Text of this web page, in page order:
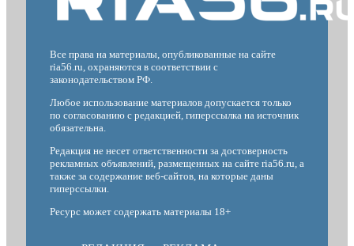
Все права на материалы, опубликованные на сайте
ria56.ru, охраняются в соответствии с
законодательством РФ.
Любое использование материалов допускается только
по согласованию с редакцией, гиперссылка на источник
обязательна.
Редакция не несет ответственности за достоверность
рекламных объявлений, размещенных на сайте ria56.ru, а
также за содержание веб-сайтов, на которые даны
гиперссылки.
Ресурс может содержать материалы 18+